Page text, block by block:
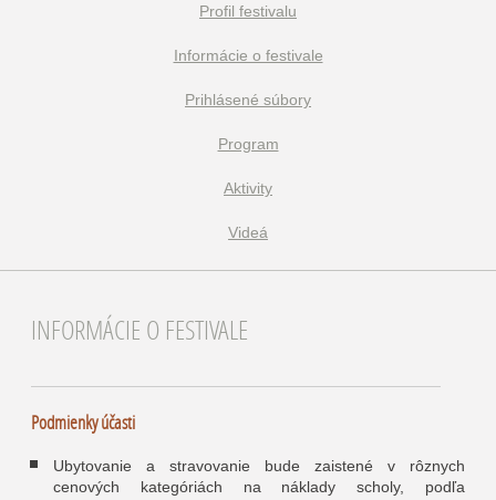
Profil festivalu
Informácie o festivale
Prihlásené súbory
Program
Aktivity
Videá
INFORMÁCIE O FESTIVALE
Podmienky účasti
Ubytovanie a stravovanie bude zaistené v rôznych
cenových kategóriách na náklady scholy, podľa